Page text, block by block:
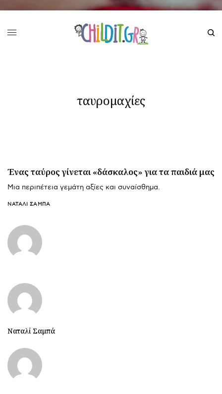
ταυρομαχίες
Ένας ταύρος γίνεται «δάσκαλος» για τα παιδιά μας
Μια περιπέτεια γεμάτη αξίες και συναίσθημα.
ΝΑΤΑΛΊ ΣΑΜΠΆ
Ναταλί Σαμπά